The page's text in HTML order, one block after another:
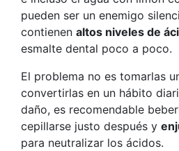
pueden ser un enemigo
contienen altos niveles de
esmalte dental poco a poco.
El problema no es tomarlas
convertirlas en un hábito
daño, es recomendable
cepillarse justo después y
para neutralizar los ácidos.